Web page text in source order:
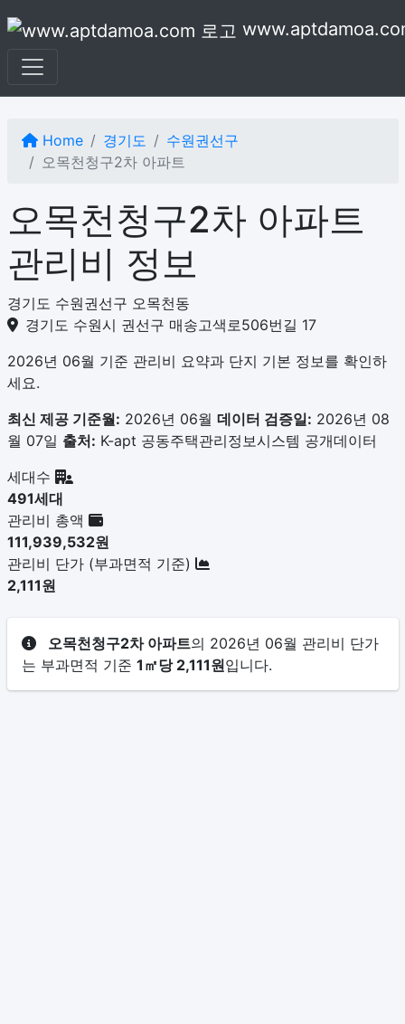
Home 경기도
수원권선구
오목천청구2차 아파트
오목천청구2차 아파트
관리비 정보
경기도 수원권선구 오목천동
경기도 수원시 권선구 매송고색로506번길 17
2026년 06월 기준 관리비 요약과 단지 기본 정보를 확인하
세요.
최신 제공 기준월: 2026년 06월 데이터 검증일: 2026년 08
월 07일 출처: K-apt 공동주택관리정보시스템 공개데이터
세대수
491세대
관리비 총액
111,939,532원
관리비 단가 (부과면적 기준)
2,111원
오목천청구2차 아파트의 2026년 06월 관리비 단가
는 부과면적 기준 1㎡당 2,111원입니다.